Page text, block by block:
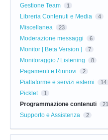
Gestione Team 1
Libreria Contenuti e Media 4
Miscellanea 23
Moderazione messaggi 6
Monitor [ Beta Version ] 7
Monitoraggio / Listening 8
Pagamenti e Rinnovi 2
Piattaforme e servizi esterni 14
Picklet 1
Programmazione contenuti 21
Supporto e Assistenza 2